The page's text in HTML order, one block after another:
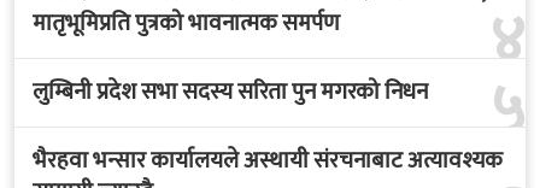
४
मातृभूमिप्रति पुत्रको भावनात्मक समर्पण
५
लुम्बिनी प्रदेश सभा सदस्य सरिता पुन मगरको निधन
भैरहवा भन्सार कार्यालयले अस्थायी संरचनाबाट अत्यावश्यक